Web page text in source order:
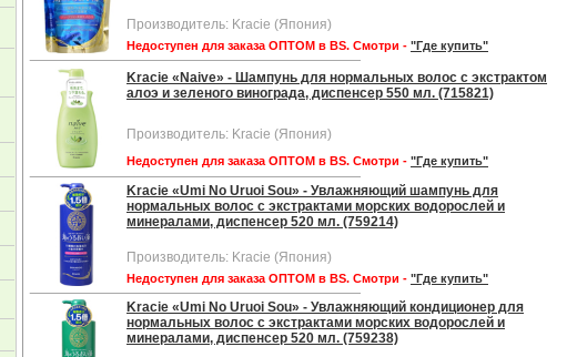
Производитель: Kracie (Япония)
Недоступен для заказа ОПТОМ в BS. Смотри - "Где купить"
Kracie «Naive» - Шампунь для нормальных волос с экстрактом
алоэ и зеленого винограда, диспенсер 550 мл. (715821)
Производитель: Kracie (Япония)
Недоступен для заказа ОПТОМ в BS. Смотри - "Где купить"
Kracie «Umi No Uruoi Sou» - Увлажняющий шампунь для
нормальных волос с экстрактами морских водорослей и
минералами, диспенсер 520 мл. (759214)
Производитель: Kracie (Япония)
Недоступен для заказа ОПТОМ в BS. Смотри - "Где купить"
Kracie «Umi No Uruoi Sou» - Увлажняющий кондиционер для
нормальных волос с экстрактами морских водорослей и
минералами, диспенсер 520 мл. (759238)